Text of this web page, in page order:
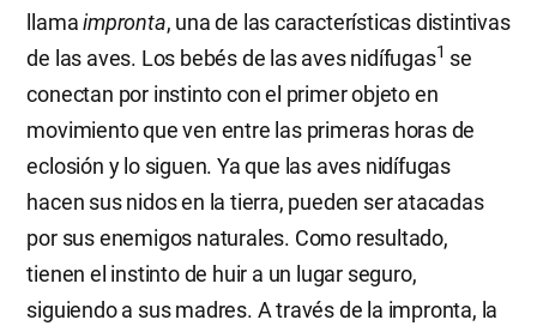
llamaimpronta, una de las características distintivas
de las aves. Los bebés de las aves nidífugas1 se
conectan por instinto con el primer objeto en
movimiento que ven entre las primeras horas de
eclosión y lo siguen. Ya que las aves nidífugas
hacen sus nidos en la tierra, pueden ser atacadas
por sus enemigos naturales. Como resultado,
tienen el instinto de huir a un lugar seguro,
siguiendo a sus madres. A través de la impronta, la